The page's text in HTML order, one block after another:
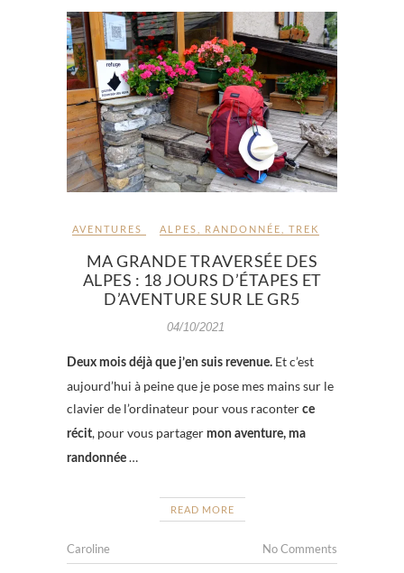
AVENTURES ALPES RANDONNÉE TREK
MA GRANDE TRAVERSÉE DES
ALPES : 18 JOURS D’ÉTAPES ET
D’AVENTURE SUR LE GR5
04/10/2021
Deux mois déjà que j’en suis revenue. Et c’est
aujourd’hui à peine que je pose mes mains sur le
clavier de l’ordinateur pour vous raconter ce
récit, pour vous partager mon aventure, ma
randonnée …
READ MORE
Caroline No Comments